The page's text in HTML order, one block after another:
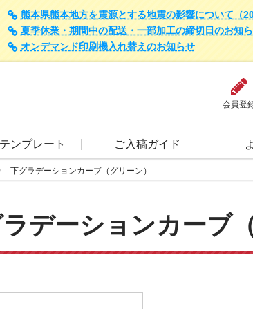
熊本県熊本地方を震源とする地震の影響について（
夏季休業・期間中の配送・一部加工の締切日のお知
オンデマンド印刷機入れ替えのお知らせ
会員登
ンプレート ご入稿ガイド
下グラデーションカーブ（グリーン）
デーションカーブ